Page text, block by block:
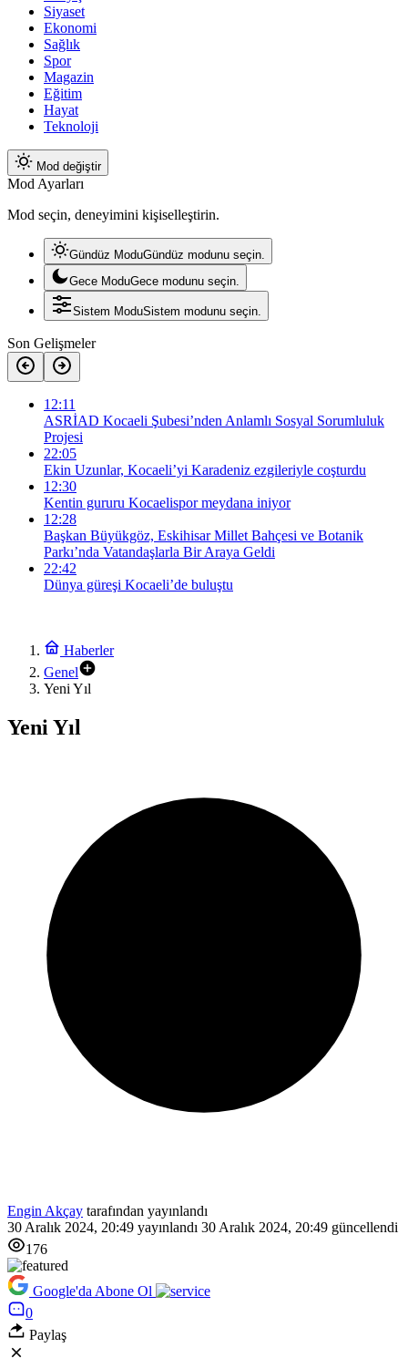
Siyaset
Ekonomi
Sağlık
Spor
Magazin
Eğitim
Hayat
Teknoloji
Mod değiştir
Mod Ayarları
Mod seçin, deneyimini kişiselleştirin.
Gündüz ModuGündüz modunu seçin.
Gece ModuGece modunu seçin.
Sistem ModuSistem modunu seçin.
Son Gelişmeler
12:11
ASRİAD Kocaeli Şubesi’nden Anlamlı Sosyal Sorumluluk
Projesi
22:05
Ekin Uzunlar, Kocaeli’yi Karadeniz ezgileriyle coşturdu
12:30
Kentin gururu Kocaelispor meydana iniyor
12:28
Başkan Büyükgöz, Eskihisar Millet Bahçesi ve Botanik
Parkı’nda Vatandaşlarla Bir Araya Geldi
22:42
Dünya güreşi Kocaeli’de buluştu
Haberler
Genel
Yeni Yıl
Yeni Yıl
Engin Akçay tarafından yayınlandı
30 Aralık 2024, 20:49 yayınlandı 30 Aralık 2024, 20:49 güncellendi
176
Google'da Abone Ol
0
Paylaş